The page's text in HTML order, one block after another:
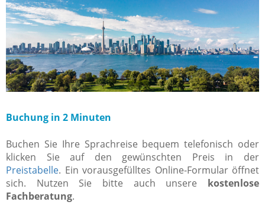
Buchung in 2 Minuten
Buchen Sie Ihre Sprachreise bequem telefonisch oder
klicken Sie auf den gewünschten Preis in der
Preistabelle. Ein vorausgefülltes Online-Formular öffnet
sich. Nutzen Sie bitte auch unsere kostenlose
Fachberatung.